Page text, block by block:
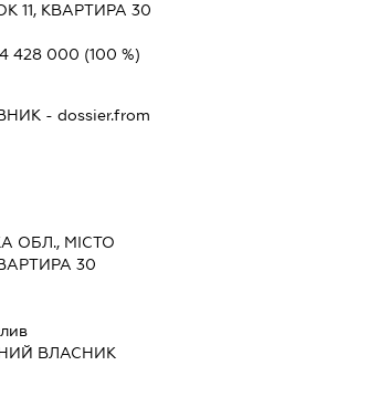
11, КВАРТИРА 30
4 428 000 (100 %)
- dossier.from
ОБЛ., МІСТО
30
ВЛАСНИК